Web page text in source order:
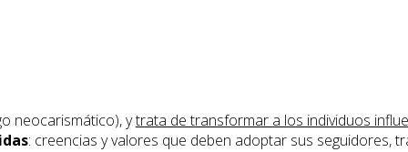
neocarismático), ytrata de transformar a los individuos
: creencias y valores que deben adoptar sus seguidores,